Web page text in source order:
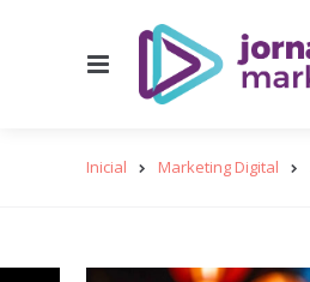
Inicial Marketing Digital